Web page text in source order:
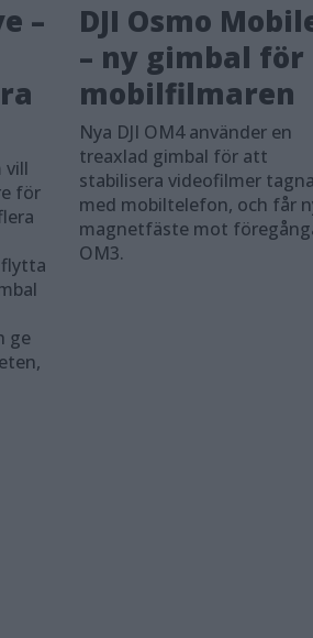
–
vill
för
ge
DJI Osmo
– ny gimbal för
mobilfilmaren
Nya DJI OM4 använder en
treaxlad gimbal för att
stabilisera videofilmer
med mobiltelefon, och får
magnetfäste mot
OM3.